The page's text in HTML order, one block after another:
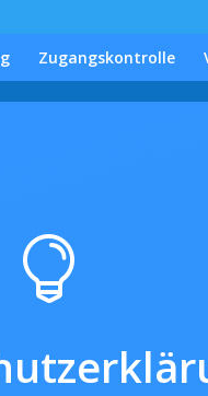
Zugangskontrolle
